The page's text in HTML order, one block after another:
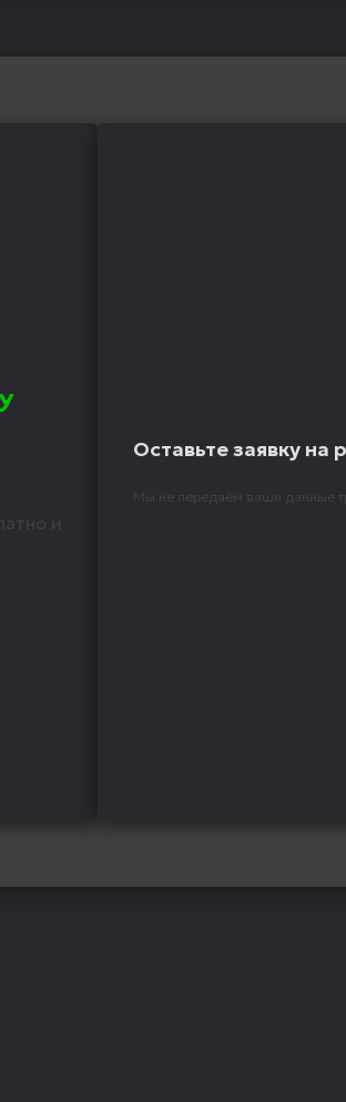
и
Оставьте заявку на
Мы не передаём ваши данные